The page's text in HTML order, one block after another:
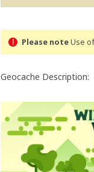
Please noteUse
Geocache Description: